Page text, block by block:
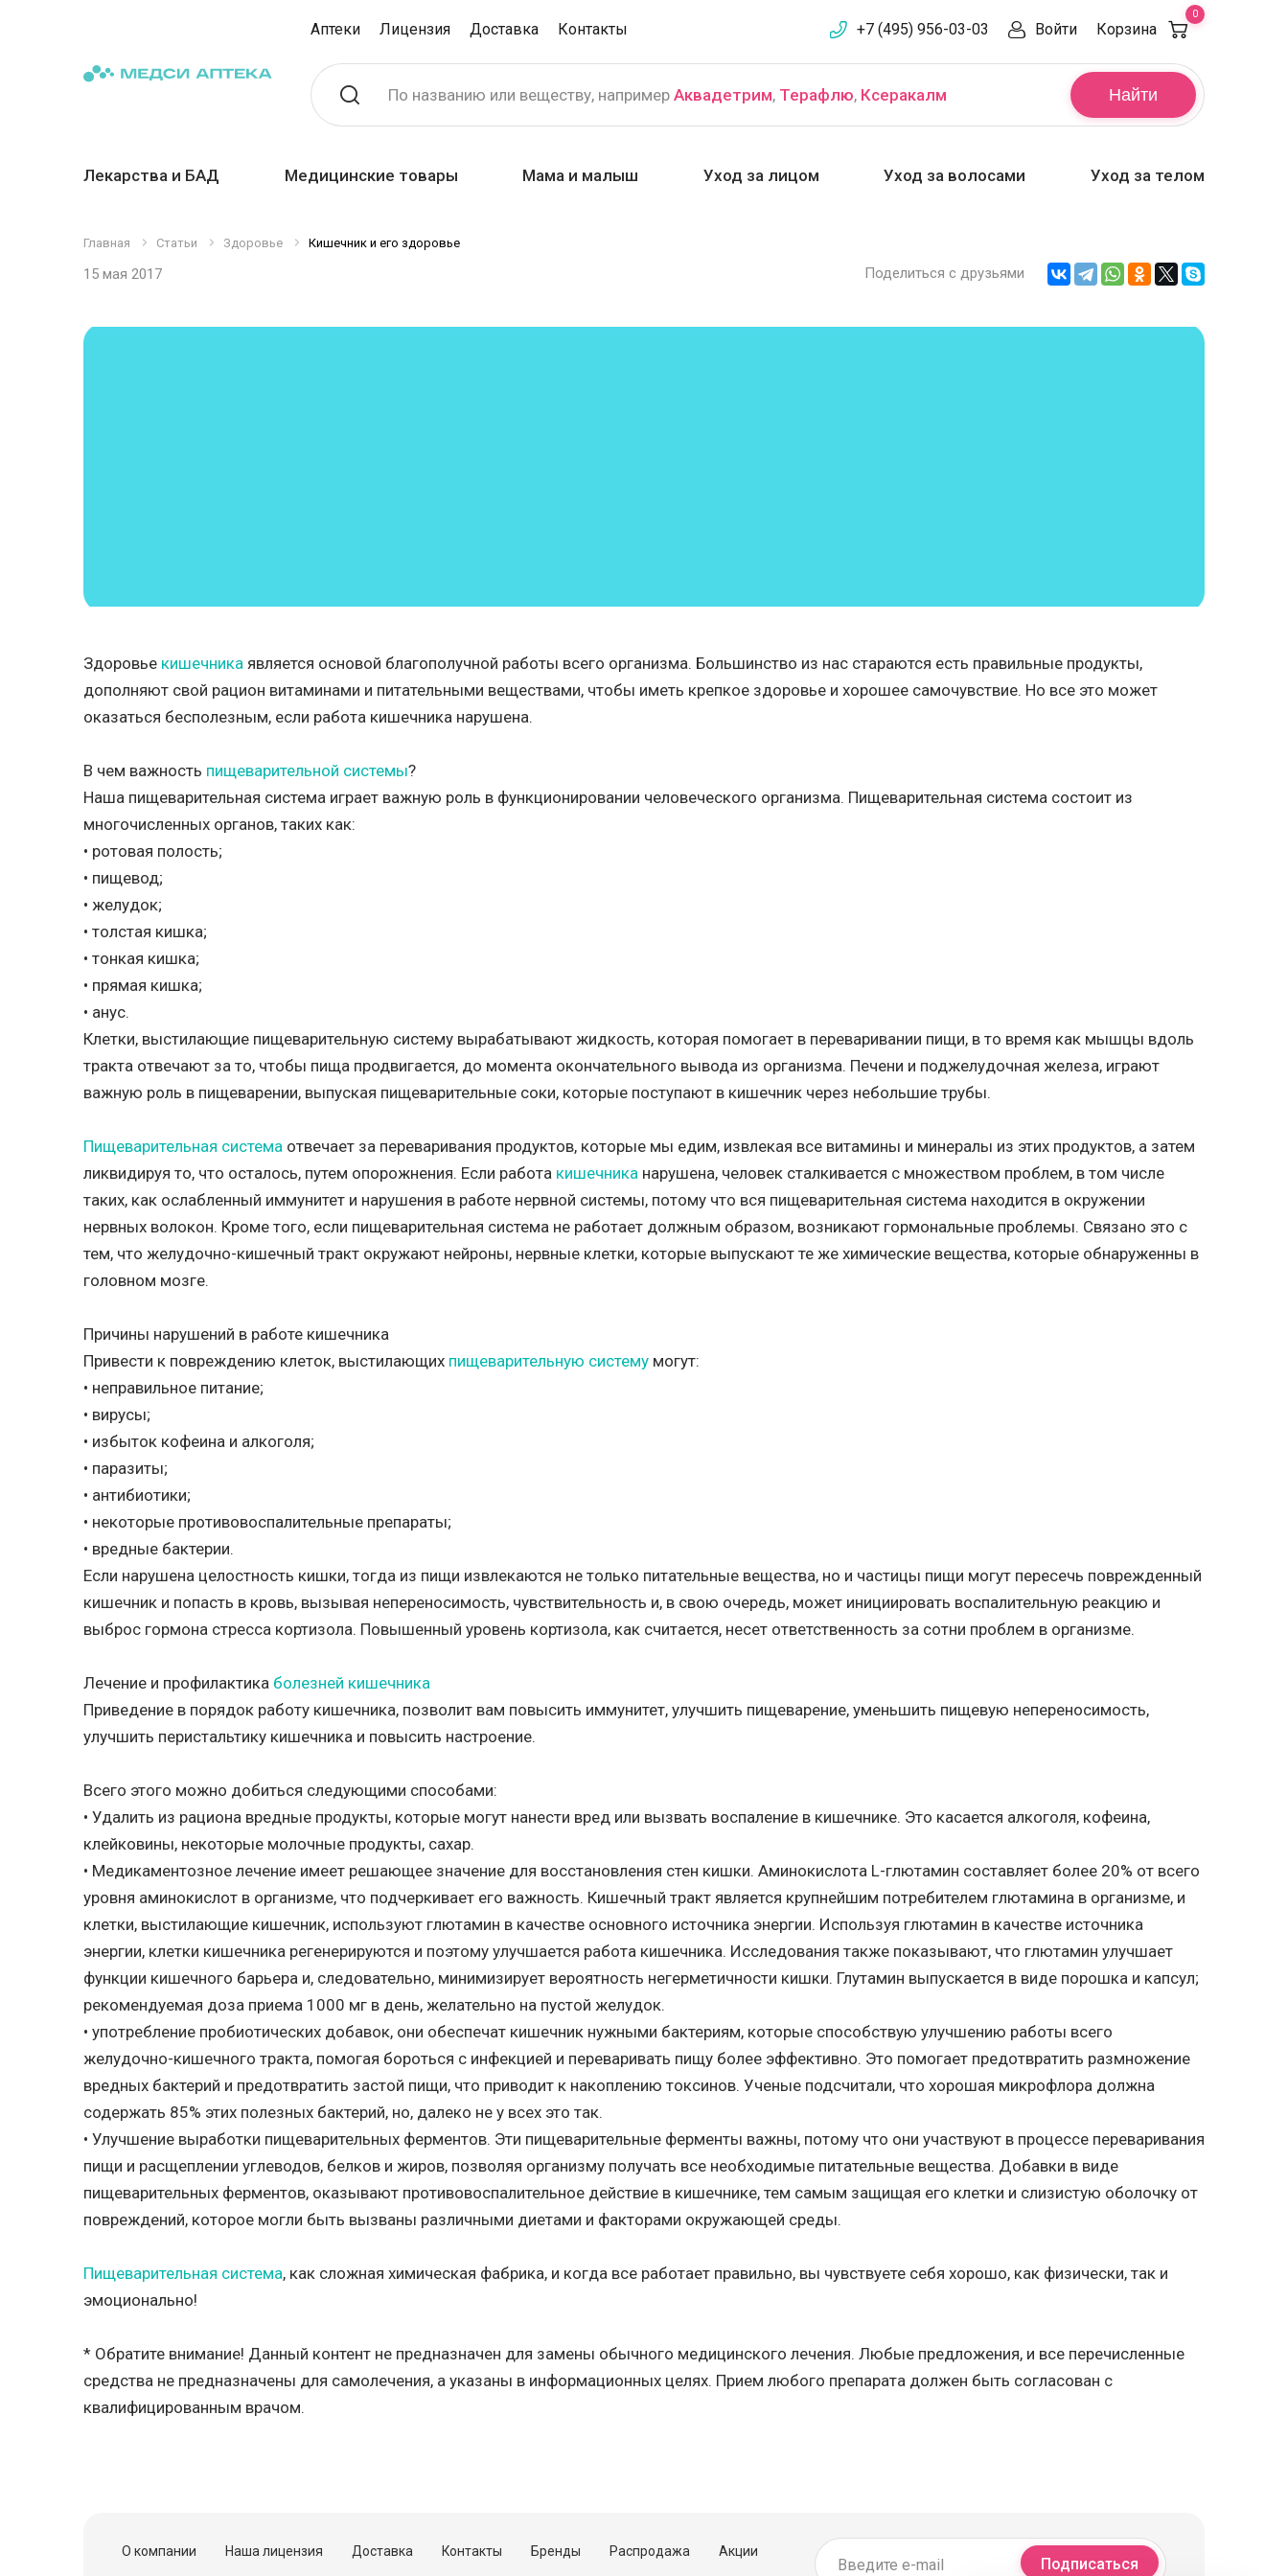
Аптеки Лицензия Доставка Контакты +7 (495) 956-03-03 Войти Корзина
0
Найти
По названию или веществу, например Аквадетрим, Терафлю, Ксеракалм
Лекарства и БАД Медицинские товары Мама и малыш Уход за лицом Уход за волосами Уход за телом
Главная Статьи Здоровье Кишечник и его здоровье
15 мая 2017 Поделиться с друзьями
Здоровье кишечника является основой благополучной работы всего организма. Большинство из нас стараются есть правильные продукты,
дополняют свой рацион витаминами и питательными веществами, чтобы иметь крепкое здоровье и хорошее самочувствие. Но все это может
оказаться бесполезным, если работа кишечника нарушена.
В чем важность пищеварительной системы?
Наша пищеварительная система играет важную роль в функционировании человеческого организма. Пищеварительная система состоит из
многочисленных органов, таких как:
• ротовая полость;
• пищевод;
• желудок;
• толстая кишка;
• тонкая кишка;
• прямая кишка;
• анус.
Клетки, выстилающие пищеварительную систему вырабатывают жидкость, которая помогает в переваривании пищи, в то время как мышцы вдоль
тракта отвечают за то, чтобы пища продвигается, до момента окончательного вывода из организма. Печени и поджелудочная железа, играют
важную роль в пищеварении, выпуская пищеварительные соки, которые поступают в кишечник через небольшие трубы.
Пищеварительная система отвечает за переваривания продуктов, которые мы едим, извлекая все витамины и минералы из этих продуктов, а затем
ликвидируя то, что осталось, путем опорожнения. Если работа кишечника нарушена, человек сталкивается с множеством проблем, в том числе
таких, как ослабленный иммунитет и нарушения в работе нервной системы, потому что вся пищеварительная система находится в окружении
нервных волокон. Кроме того, если пищеварительная система не работает должным образом, возникают гормональные проблемы. Связано это с
тем, что желудочно-кишечный тракт окружают нейроны, нервные клетки, которые выпускают те же химические вещества, которые обнаруженны в
головном мозге.
Причины нарушений в работе кишечника
Привести к повреждению клеток, выстилающих пищеварительную систему могут:
• неправильное питание;
• вирусы;
• избыток кофеина и алкоголя;
• паразиты;
• антибиотики;
• некоторые противовоспалительные препараты;
• вредные бактерии.
Если нарушена целостность кишки, тогда из пищи извлекаются не только питательные вещества, но и частицы пищи могут пересечь поврежденный
кишечник и попасть в кровь, вызывая непереносимость, чувствительность и, в свою очередь, может инициировать воспалительную реакцию и
выброс гормона стресса кортизола. Повышенный уровень кортизола, как считается, несет ответственность за сотни проблем в организме.
Лечение и профилактика болезней кишечника
Приведение в порядок работу кишечника, позволит вам повысить иммунитет, улучшить пищеварение, уменьшить пищевую непереносимость,
улучшить перистальтику кишечника и повысить настроение.
Всего этого можно добиться следующими способами:
• Удалить из рациона вредные продукты, которые могут нанести вред или вызвать воспаление в кишечнике. Это касается алкоголя, кофеина,
клейковины, некоторые молочные продукты, сахар.
• Медикаментозное лечение имеет решающее значение для восстановления стен кишки. Аминокислота L-глютамин составляет более 20% от всего
уровня аминокислот в организме, что подчеркивает его важность. Кишечный тракт является крупнейшим потребителем глютамина в организме, и
клетки, выстилающие кишечник, используют глютамин в качестве основного источника энергии. Используя глютамин в качестве источника
энергии, клетки кишечника регенерируются и поэтому улучшается работа кишечника. Исследования также показывают, что глютамин улучшает
функции кишечного барьера и, следовательно, минимизирует вероятность негерметичности кишки. Глутамин выпускается в виде порошка и капсул;
рекомендуемая доза приема 1000 мг в день, желательно на пустой желудок.
• употребление пробиотических добавок, они обеспечат кишечник нужными бактериям, которые способствую улучшению работы всего
желудочно-кишечного тракта, помогая бороться с инфекцией и переваривать пищу более эффективно. Это помогает предотвратить размножение
вредных бактерий и предотвратить застой пищи, что приводит к накоплению токсинов. Ученые подсчитали, что хорошая микрофлора должна
содержать 85% этих полезных бактерий, но, далеко не у всех это так.
• Улучшение выработки пищеварительных ферментов. Эти пищеварительные ферменты важны, потому что они участвуют в процессе переваривания
пищи и расщеплении углеводов, белков и жиров, позволяя организму получать все необходимые питательные вещества. Добавки в виде
пищеварительных ферментов, оказывают противовоспалительное действие в кишечнике, тем самым защищая его клетки и слизистую оболочку от
повреждений, которое могли быть вызваны различными диетами и факторами окружающей среды.
Пищеварительная система, как сложная химическая фабрика, и когда все работает правильно, вы чувствуете себя хорошо, как физически, так и
эмоционально!
* Обратите внимание! Данный контент не предназначен для замены обычного медицинского лечения. Любые предложения, и все перечисленные
средства не предназначены для самолечения, а указаны в информационных целях. Прием любого препарата должен быть согласован с
квалифицированным врачом.
О компании Наша лицензия Доставка Контакты Бренды Распродажа Акции
Подписаться